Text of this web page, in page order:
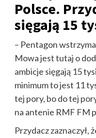
Polsce.
sięgają 15
– Pentagon
Mowa jest tutaj o
ambicje sięgają 15
minimum to jest 11
tej pory, bo do tej
na antenie RMF FM
Przydacz zaznaczył,